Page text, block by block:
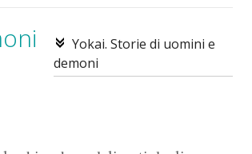
Yokai. Storie di uomini e
demoni